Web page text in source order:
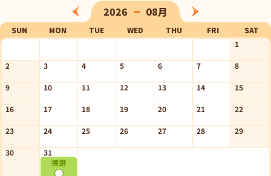
第二部分《美在荷花再開的時候》戲劇體驗活動：
運用教學影片及教材，讓學生了解當年災民在生活上的困
境，認識舊年代的社會文化，更能從影片中角色所遭遇的
情境，透過「過程戲劇」（Process Drama）的習式活動
代入其中， 進行體驗式學習，思考人與人相處之道，探討
誠信的 本質，以及權衡考量個人理想和家庭承擔的取捨。
包含精美書冊《美荷活現．香港精神–我們在
石硤尾長大》、教育工作紙及《美在荷花再開的時候》戲
劇教材）
適用學科
小學及中學：全方位學習
小四至小六：人文科／常識科
中一至中三：歷史科及公民、經濟與社會科
中四至中六：歷史科、公民與社會發展科及旅遊與款待科
對象
小四至小六； 中一至中六
因應實際情況而定。
8. YHA 美荷樓青年旅舍不設停車場，車輛可於旅舍正門外
停車上落客（只限24座位或以下旅遊巴士）。
9. 參觀學校如損毀館內任何展品或旅舍內的設施，本會有
權要求參觀學校照價賠償。
10. 請小心留意個人財物及自身安全，本會概不負責館內及
旅舍內任何個人財物損失或意外事故。
11. 香港青年旅舍協會對上述所有申請細則及參觀安排擁有
最終決定權。
12. 活動進行期間，未經同意，請勿錄影或錄音。
2026 08月
SUN MON TUE WED THU FRI
SAT
1
2 3 4 5 6 7 8
9 10 11 12 13 14 15
16 17 18 19 20 21 22
23 24 25 26 27 28 29
30
31
揀選